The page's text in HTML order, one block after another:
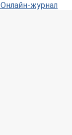
Онлайн-журнал